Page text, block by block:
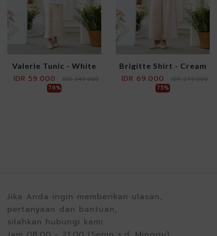
Valerie Tunic - White
IDR 59.000
IDR 249.000
76%
Brigitte Shirt - Cream
IDR 69.000
IDR 279.000
75%
Jika Anda ingin memberikan ulasan,
pertanyaan dan bantuan,
silahkan hubungi kami: